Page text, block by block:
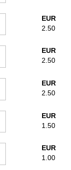
EUR
2.50
EUR
2.50
EUR
2.50
EUR
1.50
EUR
1.00